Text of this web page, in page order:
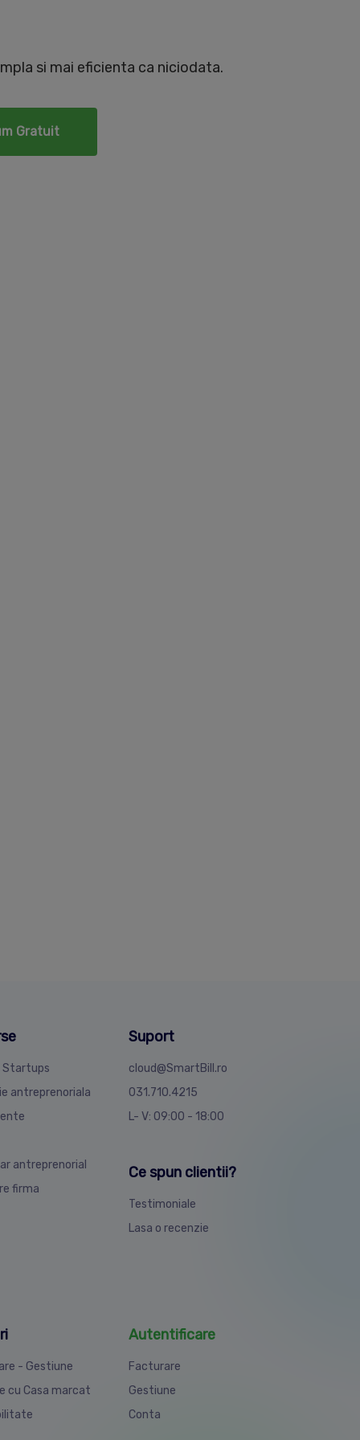
si mai eficienta ca niciodata.
Gratuit
Startups
antreprenoriala
antreprenorial
firma
Suport
cloud@SmartBill.ro
031.710.4215
L- V: 09:00 - 18:00
Ce spun clientii?
Testimoniale
Lasa o recenzie
- Gestiune
cu Casa marcat
Autentificare
Facturare
Gestiune
Conta